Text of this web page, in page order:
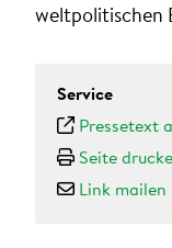
weltpolitischen
Service
Pressetext
Seite
Link mailen